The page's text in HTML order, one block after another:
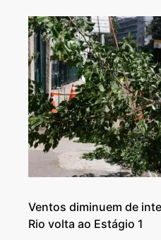
Ventos diminuem de
Rio volta ao Estágio 1